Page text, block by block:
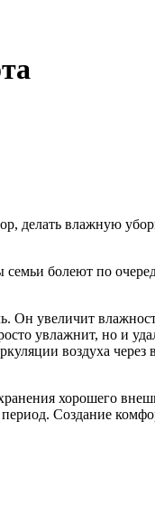
делать влажную
болеют по
Он увеличит
увлажнит, но и
воздуха
хорошего
Создание